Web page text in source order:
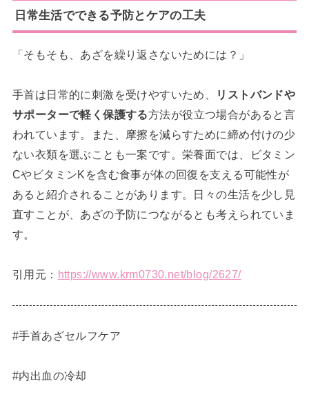
日常生活でできる予防とケアの工夫
「そもそも、あざを繰り返さないためには？」
手首は日常的に刺激を受けやすいため、
リストバンドや
サポーターで軽く保護する方法が役立つ場合があると言
われています。また、摩擦を減らすために締め付けの少
ない衣類を選ぶことも一案です。栄養面では、ビタミン
CやビタミンKを含む食事が体の回復を支える可能性が
あると紹介されることがあります。日々の生活を少し見
直すことが、あざの予防につながるとも考えられていま
す。
引用元： https://www.krm0730.net/blog/2627/
#手首あざセルフケア
#内出血の冷却